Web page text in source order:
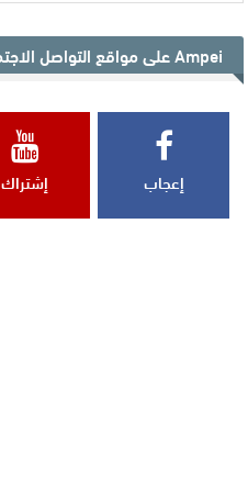
Ampei على مواقع التواصل الاجتماعي
إعجاب إشتراك